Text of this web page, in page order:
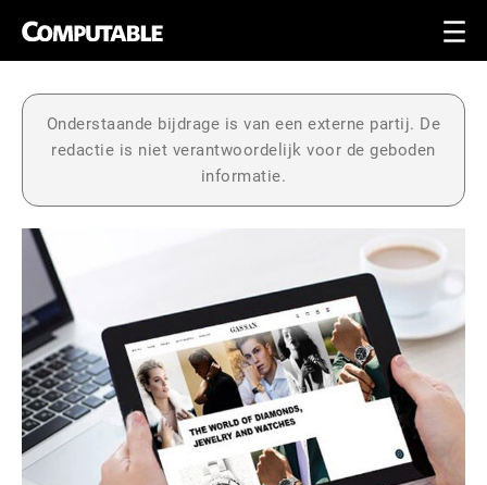
Onderstaande bijdrage is van een externe partij. De
redactie is niet verantwoordelijk voor de geboden
informatie.